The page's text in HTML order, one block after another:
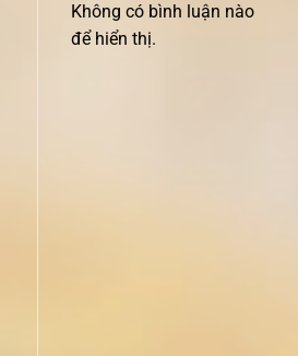
Không có bình luận nào
để hiển thị.